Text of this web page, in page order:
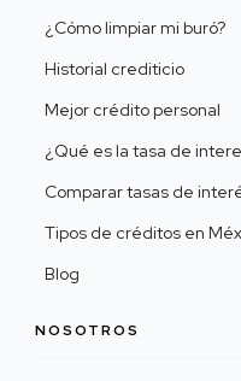
¿Cómo limpiar mi buró?
Historial crediticio
Mejor crédito personal
¿Qué es la tasa de
Comparar tasas de
Tipos de créditos en
Blog
NOSOTROS